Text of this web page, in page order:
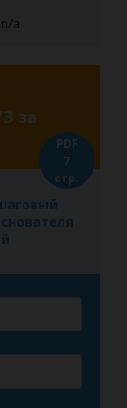
n/a
за
PDF
7
стр.